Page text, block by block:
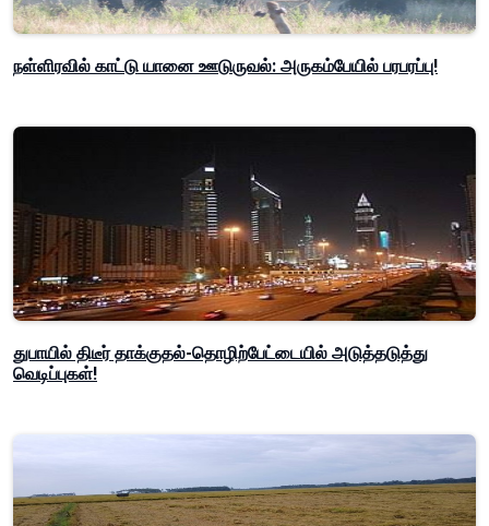
நள்ளிரவில் காட்டு யானை ஊடுருவல்: அருகம்பேயில் பரபரப்பு!
துபாயில் திடீர் தாக்குதல்-தொழிற்பேட்டையில் அடுத்தடுத்து
வெடிப்புகள்!